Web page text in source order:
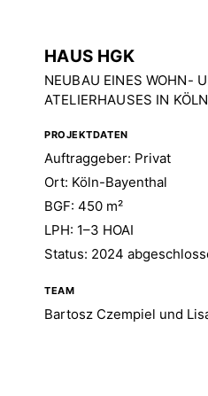
HAUS HGK
NEUBAU EINES WOHN-
ATELIERHAUSES IN
PROJEKTDATEN
Auftraggeber: Privat
Ort: Köln-Bayenthal
BGF: 450 m²
LPH: 1–3 HOAI
Status: 2024
TEAM
Bartosz Czempiel und